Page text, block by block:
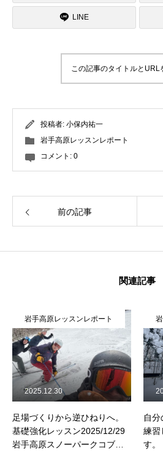
最新レッスン動画
コブ斜面の滑り方解説動画
無料プレゼント動画
プレゼント
プレゼント付メルマガ
LINE
この記事のタイトルとURL
投稿者: 小保内祐一
岩手高原レッスンレポート
コメント: 0
前の記事
関連記事
岩手高原レッスンレポート
自分のペースで楽しみながら
練習してもらえるのが一番で
す。
2015.03.14
上
ク